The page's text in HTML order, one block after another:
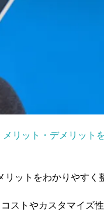
リット・デメリット
ットをわかりやすく
ストやカスタマイズ